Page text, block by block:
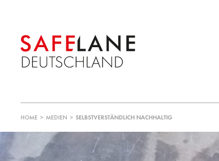
HOME > MEDIEN > SELBSTVERSTÄNDLICH NACHHALTIG